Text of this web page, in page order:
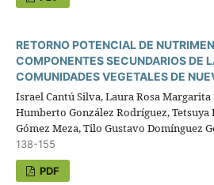
RETORNO POTENCIAL DE
COMPONENTES SECUNDARIOS DE
COMUNIDADES VEGETALES DE
Israel Cantú Silva, Laura Rosa Margarita
Humberto González Rodríguez,
Gómez Meza, Tilo Gustavo Domínguez
138-155
PDF